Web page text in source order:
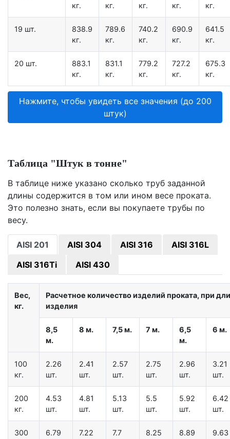
кг.
кг.
кг.
кг.
кг.
19 шт.
838.9
кг.
789.6
кг.
740.2
кг.
690.9
кг.
641.5
кг.
20 шт.
883.1
кг.
831.1
кг.
779.2
кг.
727.2
кг.
675.3
кг.
Нажмите, чтобы увидеть все значения (до 200
штук)
Таблица "Штук в тонне"
В таблице ниже указано сколько труб заданной
длины содержится в том или ином весе проката.
Это полезно знать, если вы покупаете трубы по
весу.
AISI 201 AISI 304 AISI 316
AISI 316L
AISI 316Ti
AISI 430
Вес,
кг.
Расчетное количество изделий проката, при
изделия
8,5
м.
8 м. 7,5 м. 7 м.
6,5
м.
6 м.
100
кг.
2.26
шт.
2.41
шт.
2.57
шт.
2.75
шт.
2.96
шт.
3.21
шт.
200
кг.
4.53
шт.
4.81
шт.
5.13
шт.
5.5
шт.
5.92
шт.
6.42
шт.
300
6.79
7.22
7.7
8.25
8.89
9.63